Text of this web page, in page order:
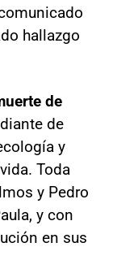
hallazgo
de
de
y
Toda
y Pedro
y con
en sus